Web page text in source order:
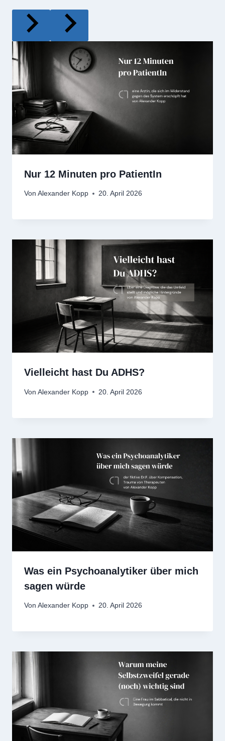
Nur 12 Minuten pro PatientIn
Von Alexander Kopp 20. April 2026
Vielleicht hast Du ADHS?
Von Alexander Kopp 20. April 2026
Was ein Psychoanalytiker über mich
sagen würde
Von Alexander Kopp 20. April 2026